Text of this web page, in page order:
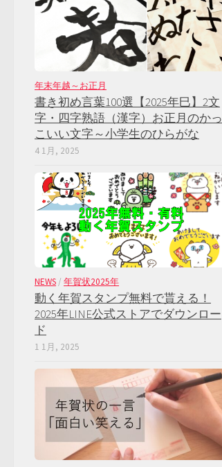
年末年越～お正月
書き初め言葉100選【2025年巳】2文
字・四字熟語（漢字）お正月のかっ
こいい文字～小学生のひらがな
4 1月, 2025
NEWS / 年賀状2025年
動く年賀スタンプ無料で貰える！
2025年LINE公式ストアでダウンロー
ド
1 1月, 2025